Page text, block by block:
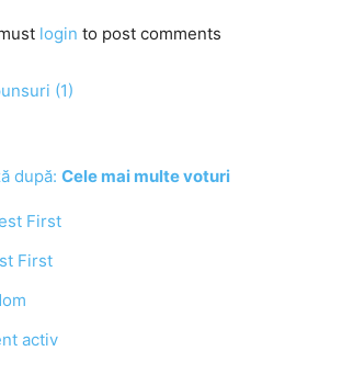
login to post comments
(1)
după: Cele mai multe voturi
First
First
activ